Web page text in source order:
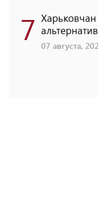
7 Харьковчан
07 августа,